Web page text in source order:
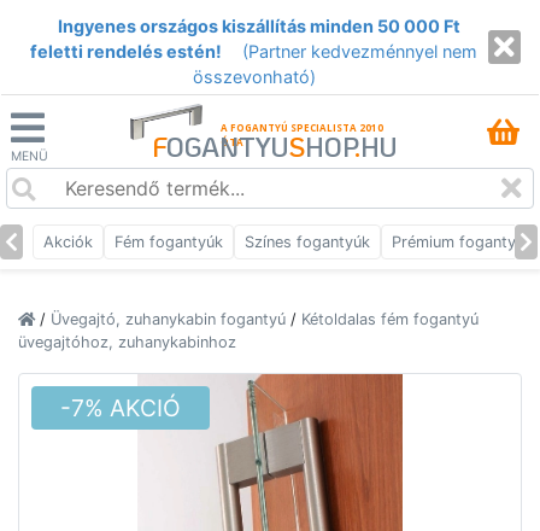
Ingyenes országos kiszállítás minden 50 000 Ft
feletti rendelés estén!
(Partner kedvezménnyel nem
összevonható)
MENÜ
A FOGANTYÚ SPECIALISTA 2010
ÓTA
FOGANTYUSHOP.HU
Akciók Fém fogantyúk Színes fogantyúk Prémium fogantyúk
/ Üvegajtó, zuhanykabin fogantyú / Kétoldalas fém fogantyú
üvegajtóhoz, zuhanykabinhoz
-7% AKCIÓ